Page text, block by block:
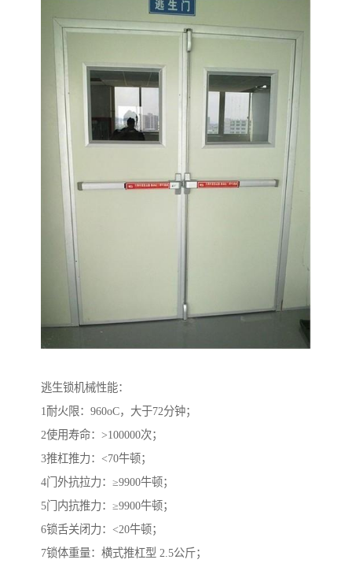
逃生锁机械性能：
1耐火限：960oC，大于72分钟；
2使用寿命：>100000次；
3推杠推力：<70牛顿；
4门外抗拉力：≥9900牛顿；
5门内抗推力：≥9900牛顿；
6锁舌关闭力：<20牛顿；
7锁体重量：横式推杠型 2.5公斤；